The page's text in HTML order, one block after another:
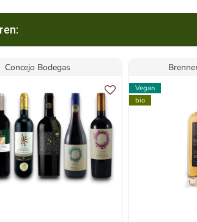
Concejo Bodegas
Vegan
bio